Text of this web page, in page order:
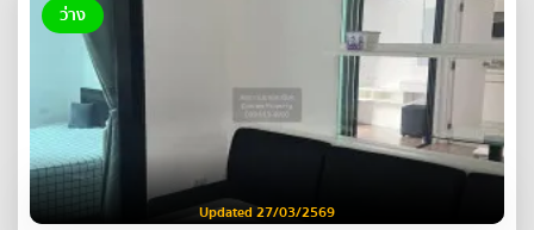
ว่าง
Updated 27/03/2569